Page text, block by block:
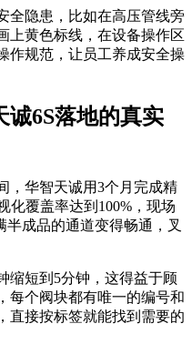
全隐患，比如在高压管线旁
上黄色标线，在设备操作区
作规范，让员工养成安全操
诚6S落地的真实
，华智天诚用3个月完成精
化覆盖率达到100%，现场
半成品的通道变得畅通，叉
缩短到5分钟，这得益于顾
每个阀块都有唯一的编号和
直接按标签就能找到需要的